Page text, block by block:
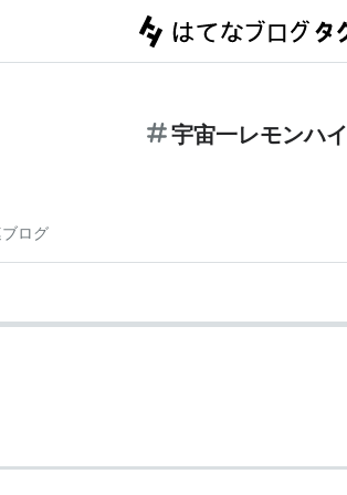
宇宙一レモンハイ
ログ